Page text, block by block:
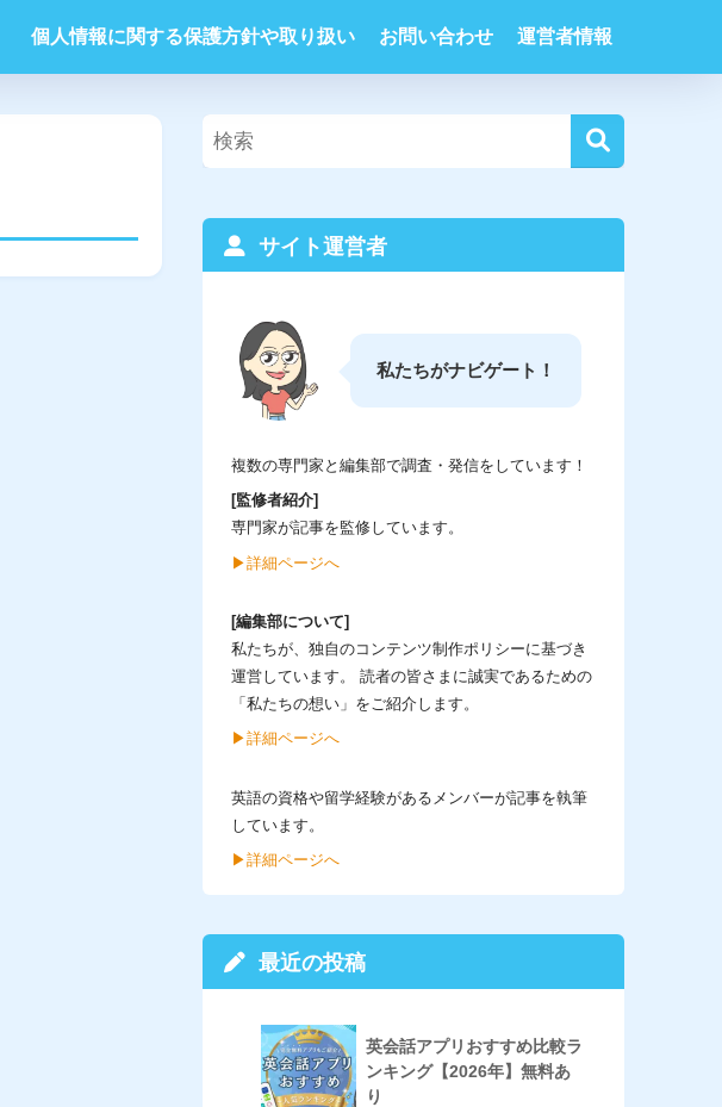
個人情報に関する保護方針や取り扱い お問い合わせ 運営者情報
サイト運営者
私たちがナビゲート！
複数の専門家と編集部で調査・発信をしています！
[監修者紹介]
専門家が記事を監修しています。
▶︎詳細ページへ
[編集部について]
私たちが、独自のコンテンツ制作ポリシーに基づき
運営しています。 読者の皆さまに誠実であるための
「私たちの想い」をご紹介します。
▶︎詳細ページへ
英語の資格や留学経験があるメンバーが記事を執筆
しています。
▶︎詳細ページへ
最近の投稿
英会話アプリおすすめ比較ラ
ンキング【2026年】無料あ
り